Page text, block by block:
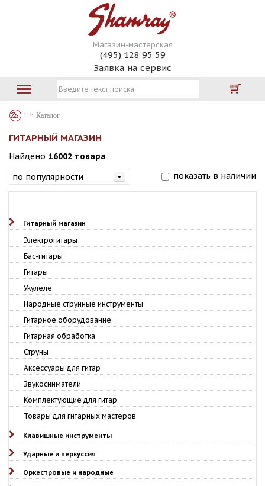
Магазин-мастерская
(495) 128 95 59
Заявка на сервис
Каталог
ГИТАРНЫЙ МАГАЗИН
Найдено 16002 товара
показать в наличии
Гитарный магазин
Электрогитары
Бас-гитары
Гитары
Укулеле
Народные струнные инструменты
Гитарное оборудование
Гитарная обработка
Струны
Аксессуары для гитар
Звукосниматели
Комплектующие для гитар
Товары для гитарных мастеров
Клавишные инструменты
Ударные и перкуссия
Оркестровые и народные